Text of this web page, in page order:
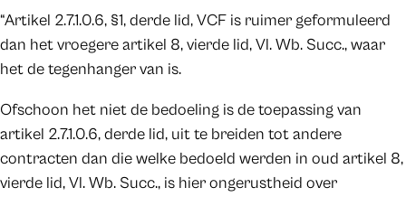
“Artikel 2.7.1.0.6, §1, derde lid, VCF is ruimer geformuleerd
dan het vroegere artikel 8, vierde lid, Vl. Wb. Succ., waar
het de tegenhanger van is.
Ofschoon het niet de bedoeling is de toepassing van
artikel 2.7.1.0.6, derde lid, uit te breiden tot andere
contracten dan die welke bedoeld werden in oud artikel 8,
vierde lid, Vl. Wb. Succ., is hier ongerustheid over